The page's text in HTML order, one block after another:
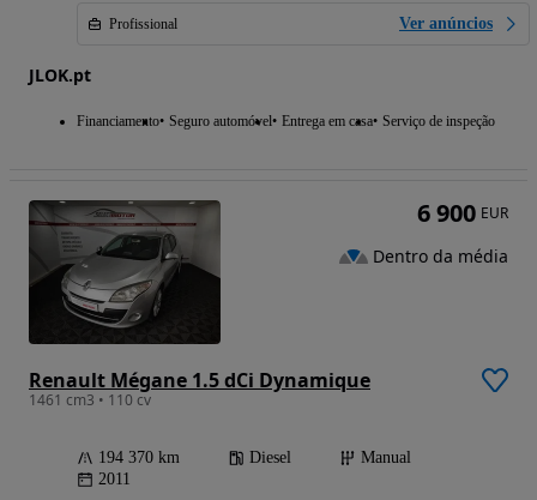
Profissional Ver anúncios
JLOK.pt
Financiamento Seguro automóvel Entrega em casa Serviço de inspeção
Renault Mégane 1.5 dCi Dynamique
1461 cm3 • 110 cv
194 370 km Diesel
Manual
2011
6 900 EUR
Dentro da média